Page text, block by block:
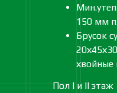
150 мм
Брусок
Пол I и II этаж